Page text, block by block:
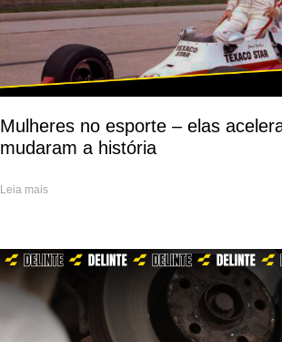
Mulheres no esporte – elas
mudaram a história
Leia mais